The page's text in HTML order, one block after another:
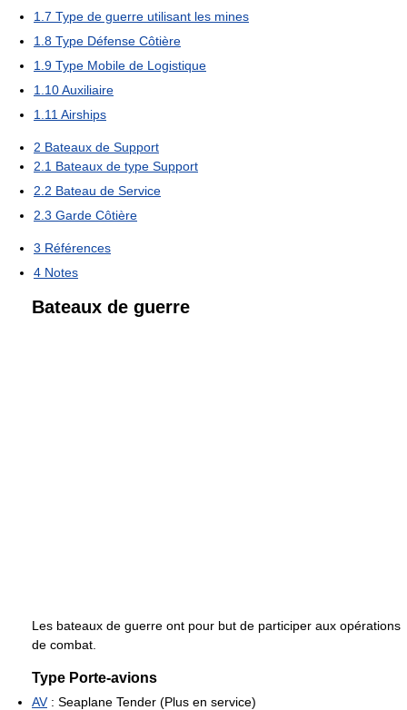
1.7 Type de guerre utilisant les mines
1.8 Type Défense Côtière
1.9 Type Mobile de Logistique
1.10Auxiliaire
1.11 Airships
2 Bateaux de Support
2.1 Bateaux de type Support
2.2 Bateau de Service
2.3 Garde Côtière
3 Références
4 Notes
Bateaux de guerre
Les bateaux de guerre ont pour but de participer aux opérations
de combat.
Type Porte-avions
AV: Seaplane Tender (Plus en service)